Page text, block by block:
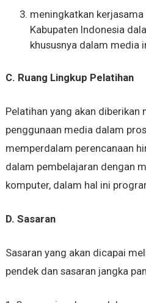
meningkatkan
Kabupaten Indonesia
khususnya dalam media
C. Ruang Lingkup Pelatihan
Pelatihan yang akan diberikan
penggunaan media dalam
memperdalam perencanaan
dalam pembelajaran dengan
komputer, dalam hal ini
D. Sasaran
Sasaran yang akan dicapai
pendek dan sasaran jangka